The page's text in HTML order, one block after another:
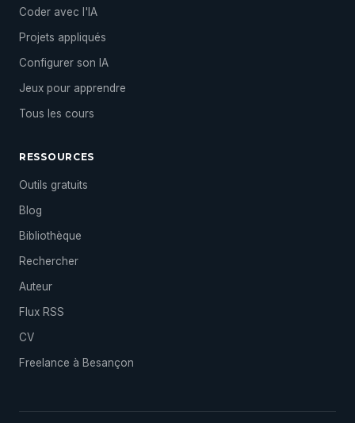
Coder avec l'IA
Projets appliqués
Configurer son IA
Jeux pour apprendre
Tous les cours
RESSOURCES
Outils gratuits
Blog
Bibliothèque
Rechercher
Auteur
Flux RSS
CV
Freelance à Besançon